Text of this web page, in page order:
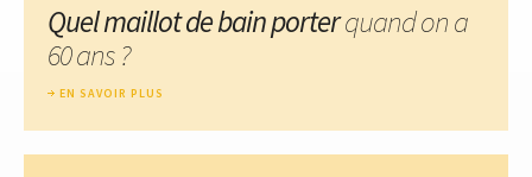
Quel maillot de bain porterquand on a
60 ans ?
EN SAVOIR PLUS